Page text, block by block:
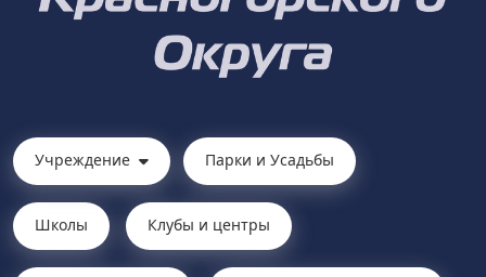
Учреждение Парки и Усадьбы
Школы Клубы и центры